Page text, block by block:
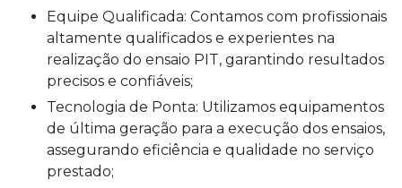
Equipe Qualificada: Contamos com profissionais
altamente qualificados e experientes na
realização do ensaio PIT, garantindo resultados
precisos e confiáveis;
Tecnologia de Ponta: Utilizamos equipamentos
de última geração para a execução dos ensaios,
assegurando eficiência e qualidade no serviço
prestado;